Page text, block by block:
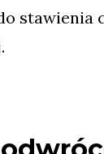
stawienia